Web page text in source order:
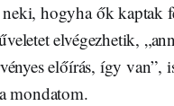
hogyha ők kaptak
elvégezhetik,
előírás, így van”,
mondatom.